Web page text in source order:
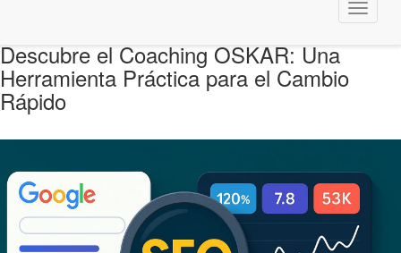
Menu
Descubre el Coaching OSKAR: Una
Herramienta Práctica para el Cambio
Rápido